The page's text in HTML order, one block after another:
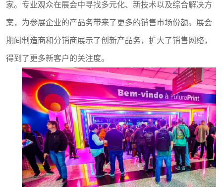
家。专业观众在展会中寻找多元化、新技术以及综合解决方
案，为参展企业的产品务带来了更多的销售市场份额。展会
期间制造商和分销商展示了创新产品务，扩大了销售网络，
得到了更多新客户的关注度。